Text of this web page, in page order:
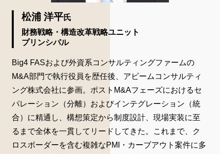
松浦 洋平氏
財務戦略・構造改革戦略ユニット
プリンシパル
Big4 FASおよび外資系コンサルティングファームの
M&A部門で執行役員を歴任後、アビームコンサルティ
ング株式会社に参画。ポストM&Aフェーズにおけるセ
パレーション（分離）およびインテグレーション（統
合）に精通し、構想策定から制度設計、現場実装に至
るまで全体を一貫してリードしてきた。これまで、ク
ロスボーダーを含む複雑なPMI・カーブアウト案件に多